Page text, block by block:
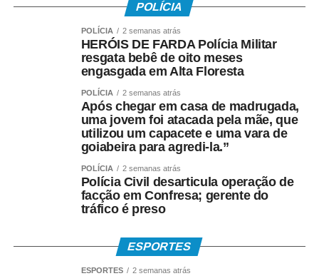
• A Caixa Econômica Federal realiza o pagamento
prioritariamente por:
• Crédito em conta corrente ou poupança da Caixa;
• Depósito em Poupança Social Digital, movimentada
pelo aplicativo Caixa Tem.
Quem não possui conta pode sacar:
• Com Cartão Social e senha em lotéricas, caixas
eletrônicos e correspondentes CAIXA Aqui;
• Sem cartão, por meio de biometria cadastrada.
POLÍCIA
POLÍCIA 2 semanas atrás
HERÓIS DE FARDA Polícia Militar
resgata bebê de oito meses
engasgada em Alta Floresta
POLÍCIA 2 semanas atrás
Após chegar em casa de madrugada,
uma jovem foi atacada pela mãe, que
utilizou um capacete e uma vara de
goiabeira para agredi-la.”
POLÍCIA 2 semanas atrás
Polícia Civil desarticula operação de
facção em Confresa; gerente do
tráfico é preso
ESPORTES
ESPORTES 2 semanas atrás